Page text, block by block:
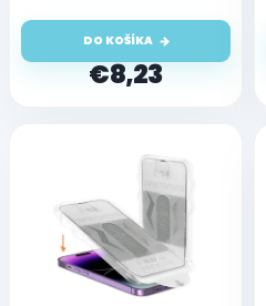
o €8,23
DO KOŠÍKA